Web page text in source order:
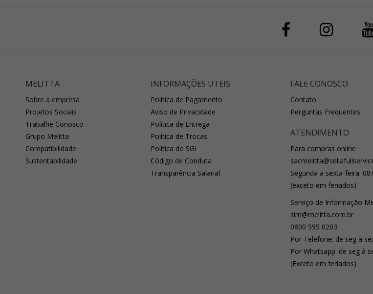
MELITTA
Sobre a empresa
Projetos Sociais
Trabalhe Conosco
Grupo Melitta
Compatibilidade
Sustentabilidade
INFORMAÇÕES ÚTEIS
Política de Pagamento
Aviso de Privacidade
Política de Entrega
Política de Trocas
Política do SGI
Código de Conduta
Transparência Salarial
FALE CONOSCO
Contato
Perguntas Frequentes
ATENDIMENTO
Para compras online
Segunda a sexta-feira:
(exceto em feriados)
Serviço de Informação
sim@melitta.com.br
0800 595 0203
Por Telefone: de seg à
Por Whatsapp: de seg à
(Exceto em feriados)